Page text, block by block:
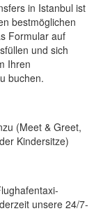
in Istanbul ist
bestmöglichen
Formular auf
und sich
Ihren
buchen.
(Meet & Greet,
Kindersitze)
unsere 24/7-